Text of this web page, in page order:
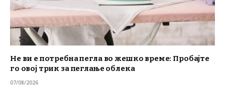
Не ви е потребна пегла во жешко време: Пробајте
го овој трик за пеглање облека
07/08/2026